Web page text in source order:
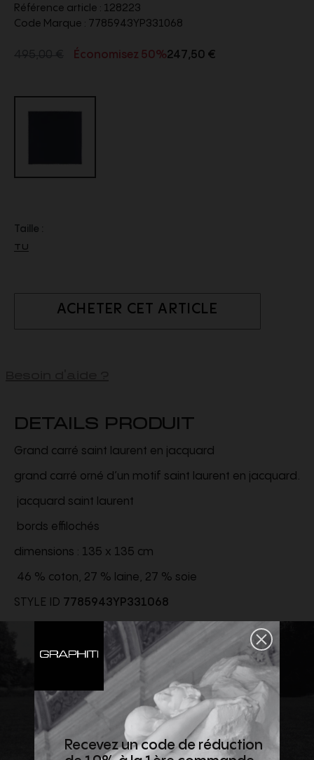
Référence article : 128223
Code Marque : 7785943YP331068
Économisez 50%247,50 €
Taille :
TU
ACHETER CET ARTICLE
DETAILS PRODUIT
Grand carré saint laurent en jacquard
grand carré orné d’un motif saint laurent en jacquard.
jacquard saint laurent
bords effilochés
dimensions : 135 x 135 cm
46 % coton, 27 % laine, 27 % soie
STYLE ID 7785943YP331068
Recevez un code de réduction